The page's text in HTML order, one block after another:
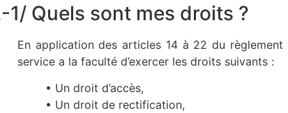
1/ Quels sont mes droits ?
En application des articles 14 à 22 du
service a la faculté d’exercer les droits suivants :
• Un droit d’accès,
• Un droit de rectification,